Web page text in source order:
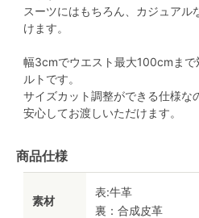
スーツにはもちろん、カジュアル
けます。
幅3cmでウエスト最大100cmま
ルトです。
サイズカット調整ができる仕様な
安心してお渡しいただけます。
商品仕様
素材
表:牛革
裏：合成皮革